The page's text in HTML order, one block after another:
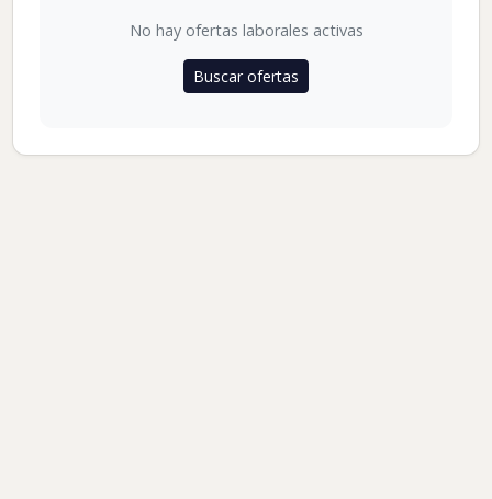
No hay ofertas laborales activas
Buscar ofertas